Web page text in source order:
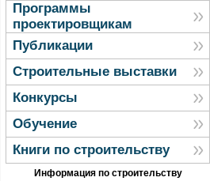
Программы
проектировщикам
Публикации
Строительные выставки
Конкурсы
Обучение
Книги по строительству
Информация по строительству